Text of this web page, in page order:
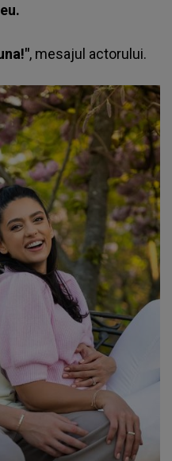
, mesajul actorului.